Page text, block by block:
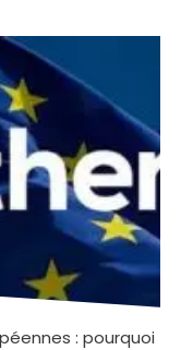
: pourquoi